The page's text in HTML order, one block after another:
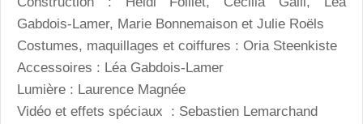
Gabdois-Lamer, Marie Bonnemaison et Julie Roëls
Costumes, maquillages et coiffures : Oria Steenkiste
Accessoires : Léa Gabdois-Lamer
Lumière : Laurence Magnée
Vidéo et effets spéciaux : Sebastien Lemarchand